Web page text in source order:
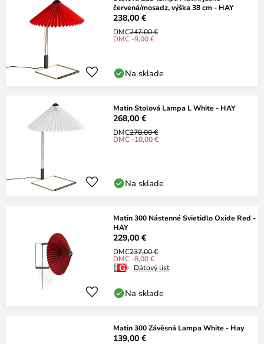
červená/mosadz, výška 38 cm - HAY
238,00 €
DMC247,00 €
DMC -9,00 €
Na sklade
Matin Stolová Lampa L White - HAY
268,00 €
DMC278,00 €
DMC -10,00 €
Na sklade
Matin 300 Nástenné Svietidlo Oxide Red -
HAY
229,00 €
DMC237,00 €
DMC -8,00 €
Dátový list
Na sklade
Matin 300 Závěsná Lampa White - Hay
139,00 €